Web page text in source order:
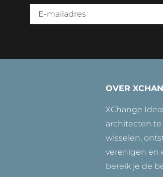
OVER
XChange
architecten
wisselen,
verenigen en
bereik je de